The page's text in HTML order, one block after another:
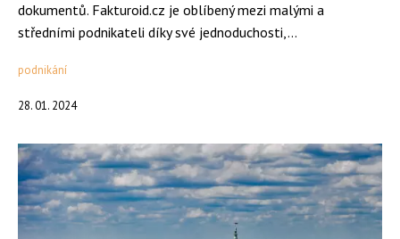
dokumentů. Fakturoid.cz je oblíbený mezi malými a
středními podnikateli díky své jednoduchosti,...
podnikání
28. 01. 2024